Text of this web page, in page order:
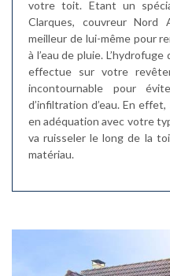
votre toit. Etant un
Clarques, couvreur Nord
meilleur de lui-même pour
à l’eau de pluie.
effectue sur votre
incontournable pour
d’infiltration d’eau. En
en adéquation avec votre
va ruisseler le long de la
matériau.